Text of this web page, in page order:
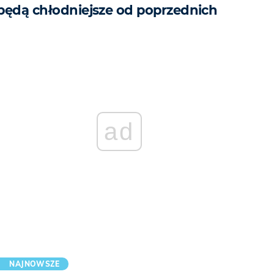
chłodniejsze od poprzednich
ad
NAJNOWSZE